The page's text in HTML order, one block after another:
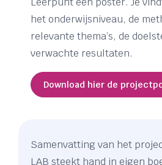
het onderwijsniveau, de
relevante thema’s, de
verwachte resultaten.
Download hier de
Samenvatting van het
LAB steekt hand in eigen